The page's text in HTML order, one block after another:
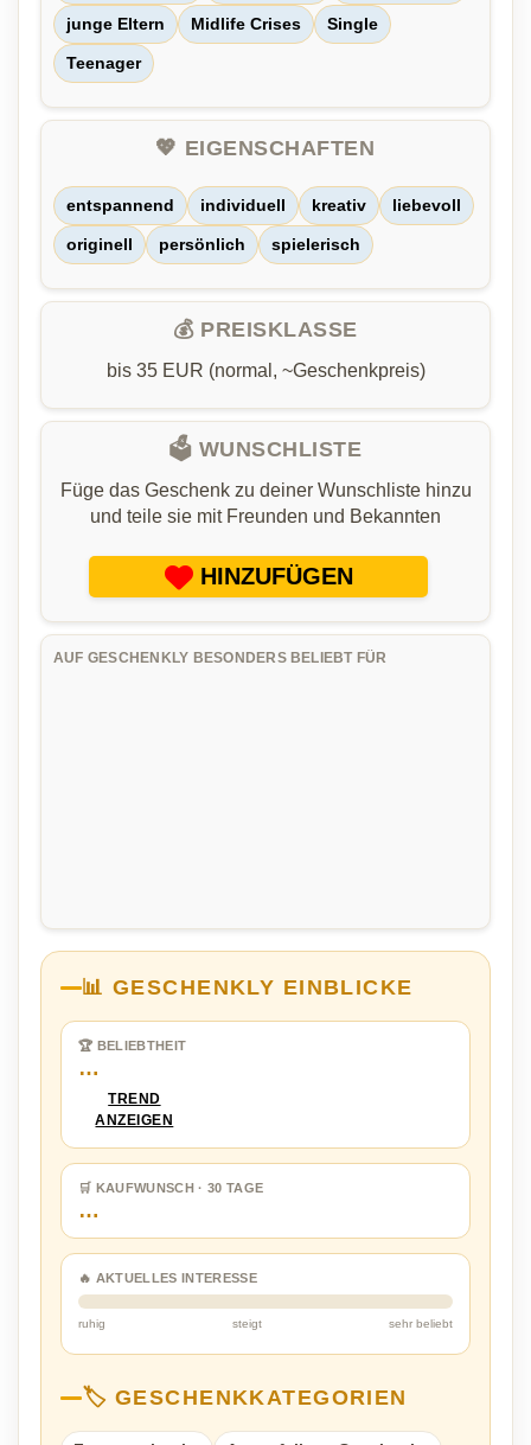
junge Eltern Midlife Crises Single
Teenager
💖 EIGENSCHAFTEN
entspannend individuell kreativ liebevoll
originell persönlich spielerisch
💰 PREISKLASSE
bis 35 EUR (normal, ~Geschenkpreis)
🗳️ WUNSCHLISTE
Füge das Geschenk zu deiner Wunschliste hinzu
und teile sie mit Freunden und Bekannten
HINZUFÜGEN
AUF GESCHENKLY BESONDERS BELIEBT FÜR
📊 GESCHENKLY EINBLICKE
🏆 BELIEBTHEIT
…
TREND
ANZEIGEN
🛒 KAUFWUNSCH · 30 TAGE
…
🔥 AKTUELLES INTERESSE
ruhig steigt sehr beliebt
🏷️ GESCHENKKATEGORIEN